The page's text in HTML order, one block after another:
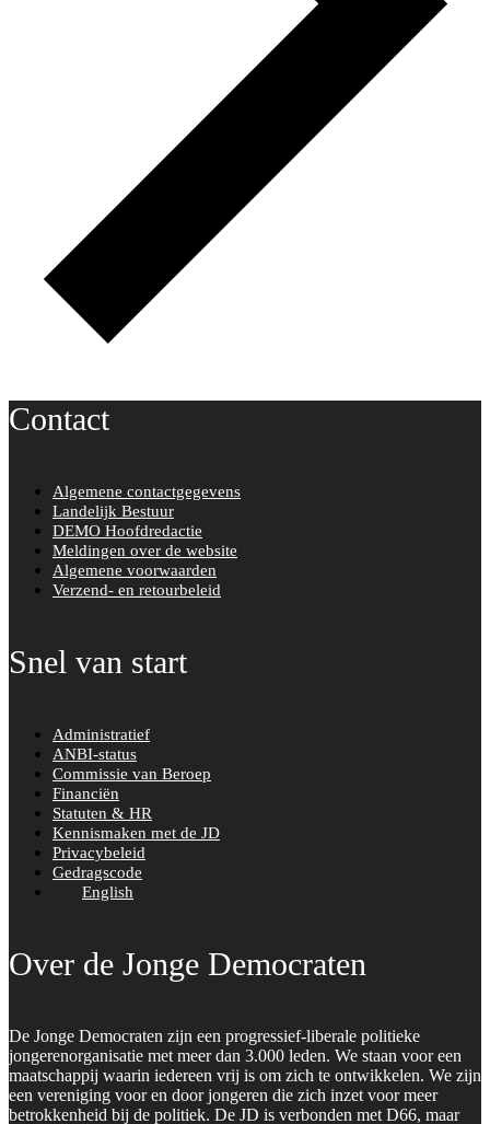
Contact
Algemene contactgegevens
Landelijk Bestuur
DEMO Hoofdredactie
Meldingen over de website
Algemene voorwaarden
Verzend- en retourbeleid
Snel van start
Administratief
ANBI-status
Commissie van Beroep
Financiën
Statuten & HR
Kennismaken met de JD
Privacybeleid
Gedragscode
English
Over de Jonge Democraten
De Jonge Democraten zijn een progressief-liberale politieke
jongerenorganisatie met meer dan 3.000 leden. We staan voor een
maatschappij waarin iedereen vrij is om zich te ontwikkelen. We zijn
een vereniging voor en door jongeren die zich inzet voor meer
betrokkenheid bij de politiek. De JD is verbonden met D66, maar